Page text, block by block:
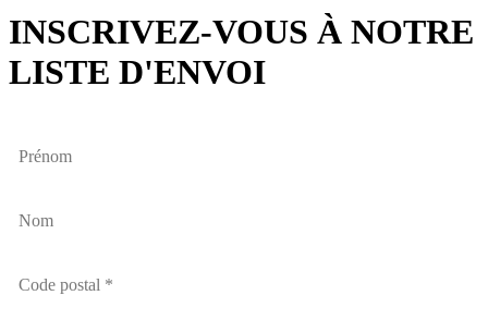
INSCRIVEZ-VOUS À NOTRE
LISTE D'ENVOI